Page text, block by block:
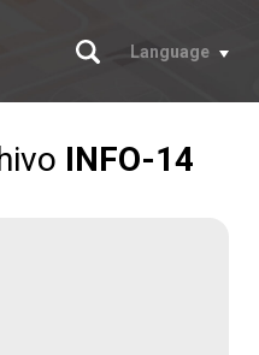
Buscar
Language
INFO-14